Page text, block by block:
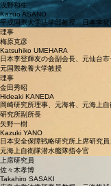
役員紹介
本研究所の運営を担う役員および
と知見をもとに、政策提言と研究活
代表理事
渡辺利夫
Toshio WATANABE
元拓殖大学総長・学長、日本李登輝
理事
浅野和生
Kazuo ASANO
平成国際大学法学部教授、日本李登
​理事
梅原克彦
Katsuhiko UMEHARA
日本李登輝友の会副会長、元仙台市
元国際教養大学教授
理事
金田秀昭
Hideaki KANEDA
岡崎研究所理事、元海将、元海上自